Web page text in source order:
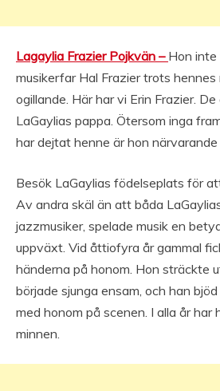
Lagaylia Frazier Pojkvän – Hon
musikerfar Hal Frazier trots
ogillande. Här har vi Erin Frazier.
LaGaylias pappa. Ötersom inga
har dejtat henne är hon närvarande
Besök LaGaylias födelseplats för
Av andra skäl än att båda
jazzmusiker, spelade musik en
uppväxt. Vid åttiofyra år gammal
händerna på honom. Hon sträckte
började sjunga ensam, och han
med honom på scenen. I alla år har
minnen.